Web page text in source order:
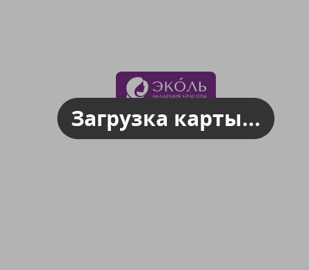
Загрузка карты...